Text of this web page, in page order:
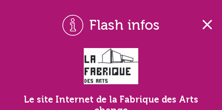
Flash infos
Le site Internet de la Fabrique des Arts